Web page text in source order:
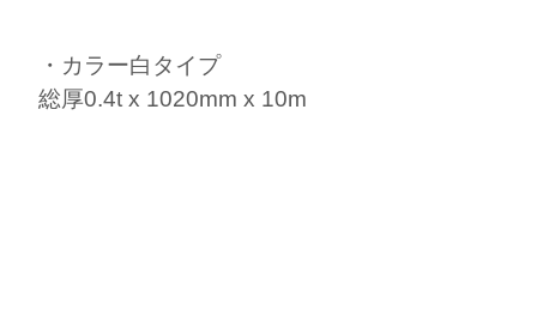
・カラー白タイプ
総厚0.4t x 1020mm x 10m